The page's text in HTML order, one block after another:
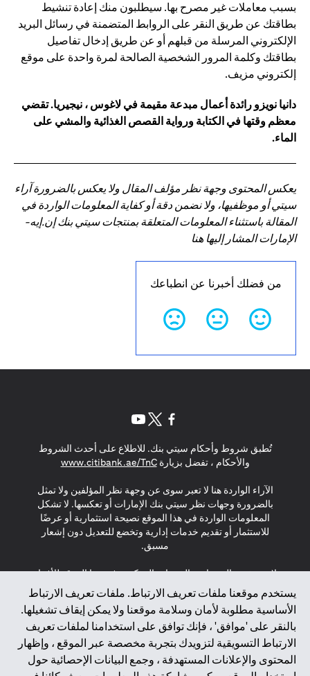
بسبب معاملات غير مصرح بها. سيطلبون منك إعادة تنشيط
بطاقتك عن طريق النقر على الروابط المتضمنة في رسائل البريد
الإلكتروني المرسلة من قبلهم أو عن طريق إدخال تفاصيل
بطاقتك وكلمة المرور الشخصية الصالحة لمرة واحدة على موقع
إلكتروني مزيف.
دانيا نويزو رائدة أعمال مبدعة مقيمة في لاغوس ، نيجيريا. تقضي
معظم وقتها في الكتابة ورواية القصص الغذائية والمشي على
الماء.
يعكس المحتوى وجهة نظر مؤلف المقال ولا يعكس بالضرورة آراء
سيتي أو موظفيها، ولا نضمن دقة أو كفاية المعلومات الواردة في
المقالة باستثناء المعلومات المتعلقة بمنتجات سيتي بنك إن.إيه-
الإمارات المشار إليها هنا
من فضلك أخبرنا عن انطباعك
يستخدم موقعنا ملفات تعريف الارتباط. ملفات تعريف الارتباط
الأساسية مطلوبة لأمان وسلامة موقعنا ولا يمكن إيقاف تشغيلها.
بالنقر على 'موافق' ، فإنك توافق على استخدامنا لملفات تعريف
الارتباط التسويقية لتزويدك بتجربة مخصصة عبر الموقع ، وإظهار
المحتوى والإعلانات المستهدفة ، وجمع البيانات الإحصائية حول
تُطبق شروط وأحكام سيتي بنك. للاطلاع على أحدث الشروط
والأحكام ، تفضل بزيارةwww.citibank.ae/TnC
(opens in a new tab)
الآراء الواردة هنا لا تعبر سوى عن وجهة نظر المؤلفين ولا تمثل
بالضرورة وجهات نظر سيتي بنك الإمارات أو تعكسها. لا تشكل
المعلومات الواردة في هذا الموقع نصيحة استثمارية أو عرضًا
للاستثمار أو تقديم خدمات إدارية وتخضع للتعديل دون إشعار
مسبق.
لا يتم تقديم المنتجات والخدمات المذكورة في هذا الموقع للأفراد
المقيمين في الاتحاد الأوروبي أو المنطقة الاقتصادية الأوروبية أو
سويسرا أو غيرنسي أو جيرسي أو موناكو أو سان مارينو أو
الفاتيكان أو جزيرة مان أو المملكة المتحدة أو خصوصية البيانات
(لائحة حماية البيانات العامة \ قانون حماية البيانات الشخصية
العامة \ قانون خصوصية نيوزيلندا). المحتوى الموجود في هذه
الصفحة ليس ولا ينبغي تفسيره على أنه عرض أو دعوة أو دعوة
لشراء أو بيع أي من المنتجات والخدمات المذكورة هنا لمثل هؤلاء